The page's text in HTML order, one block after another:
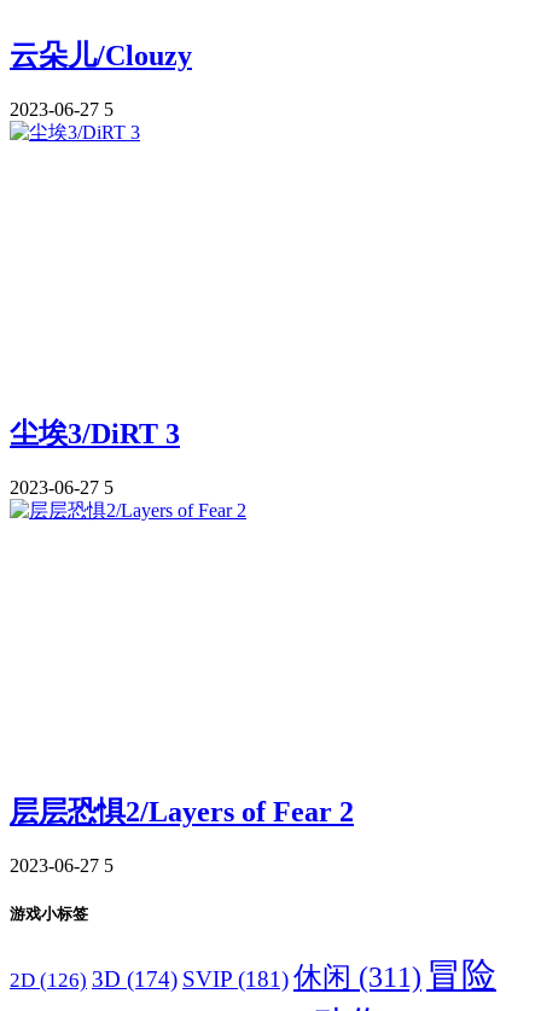
云朵儿/Clouzy
2023-06-27 5
尘埃3/DiRT 3
2023-06-27 5
层层恐惧2/Layers of Fear 2
2023-06-27 5
游戏小标签
2D (126) 3D (174) SVIP (181)休闲 (311) 冒险